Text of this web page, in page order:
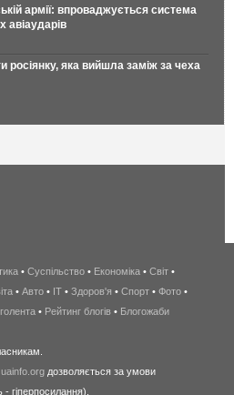
армії: впроваджується система
авіаударів
росіянку, яка вийшла заміж за чеха
беспроводной
интернет
киев
wimax
• Суспільство • Економіка • Світ •
• Авто • IT • Здоров'я • Спорт • Фото •
• Рейтинг блогів • Блогожаби
uainfo.org дозволяється за умови
гіперпосилання).